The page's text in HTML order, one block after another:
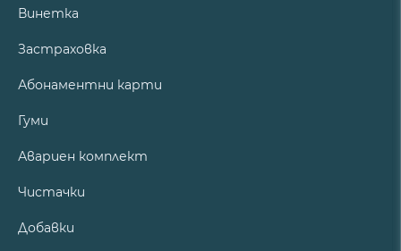
Винетка
Застраховка
Абонаментни карти
Гуми
Авариен комплект
Чистачки
Добавки